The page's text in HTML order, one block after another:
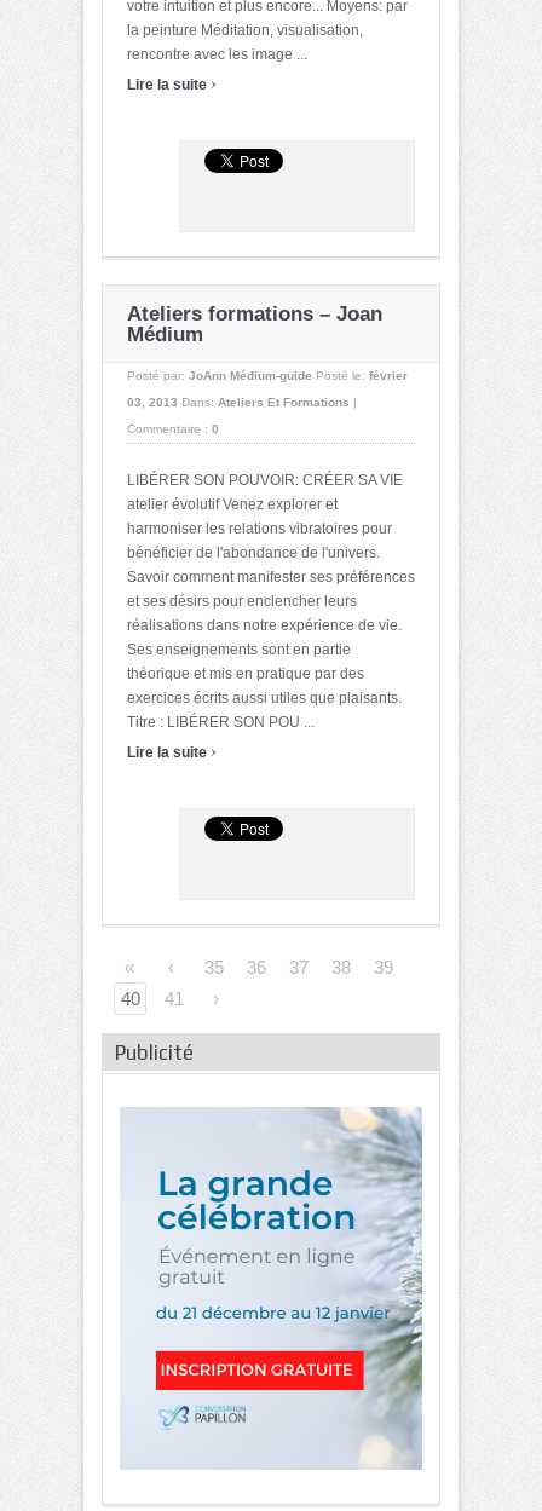
votre intuition et plus encore... Moyens: par
la peinture Méditation, visualisation,
rencontre avec les image ...
Lire la suite ›
Ateliers formations – Joan
Médium
Posté par: JoAnn Médium-guide Posté le: février
03, 2013 Dans: Ateliers Et Formations |
Commentaire : 0
LIBÉRER SON POUVOIR: CRÉER SA VIE
atelier évolutif Venez explorer et
harmoniser les relations vibratoires pour
bénéficier de l'abondance de l'univers.
Savoir comment manifester ses préférences
et ses désirs pour enclencher leurs
réalisations dans notre expérience de vie.
Ses enseignements sont en partie
théorique et mis en pratique par des
exercices écrits aussi utiles que plaisants.
Titre : LIBÉRER SON POU ...
Lire la suite ›
« ‹ 35 36 37 38
39
40
41 ›
Publicité